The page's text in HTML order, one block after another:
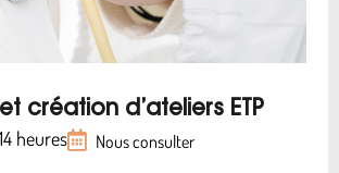
création d’ateliers ETP
heures Nous consulter